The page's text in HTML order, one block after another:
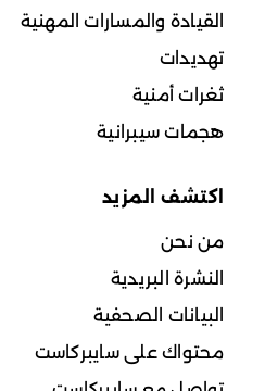
القيادة والمسارات المهنية
تهديدات
ثغرات أمنية
هجمات سيبرانية
اكتشف المزيد
من نحن
النشرة البريدية
البيانات الصحفية
محتواك على سايبركاست